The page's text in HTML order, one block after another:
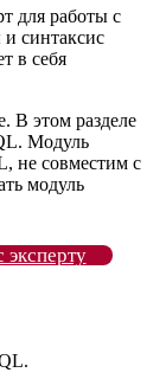
для работы с
синтаксис
в себя
В этом разделе
Модуль
не совместим с
модуль